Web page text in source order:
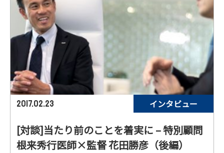
2017.02.23 インタビュー
[対談]当たり前のことを着実に – 特別顧問
根来秀行医師×監督 花田勝彦（後編）